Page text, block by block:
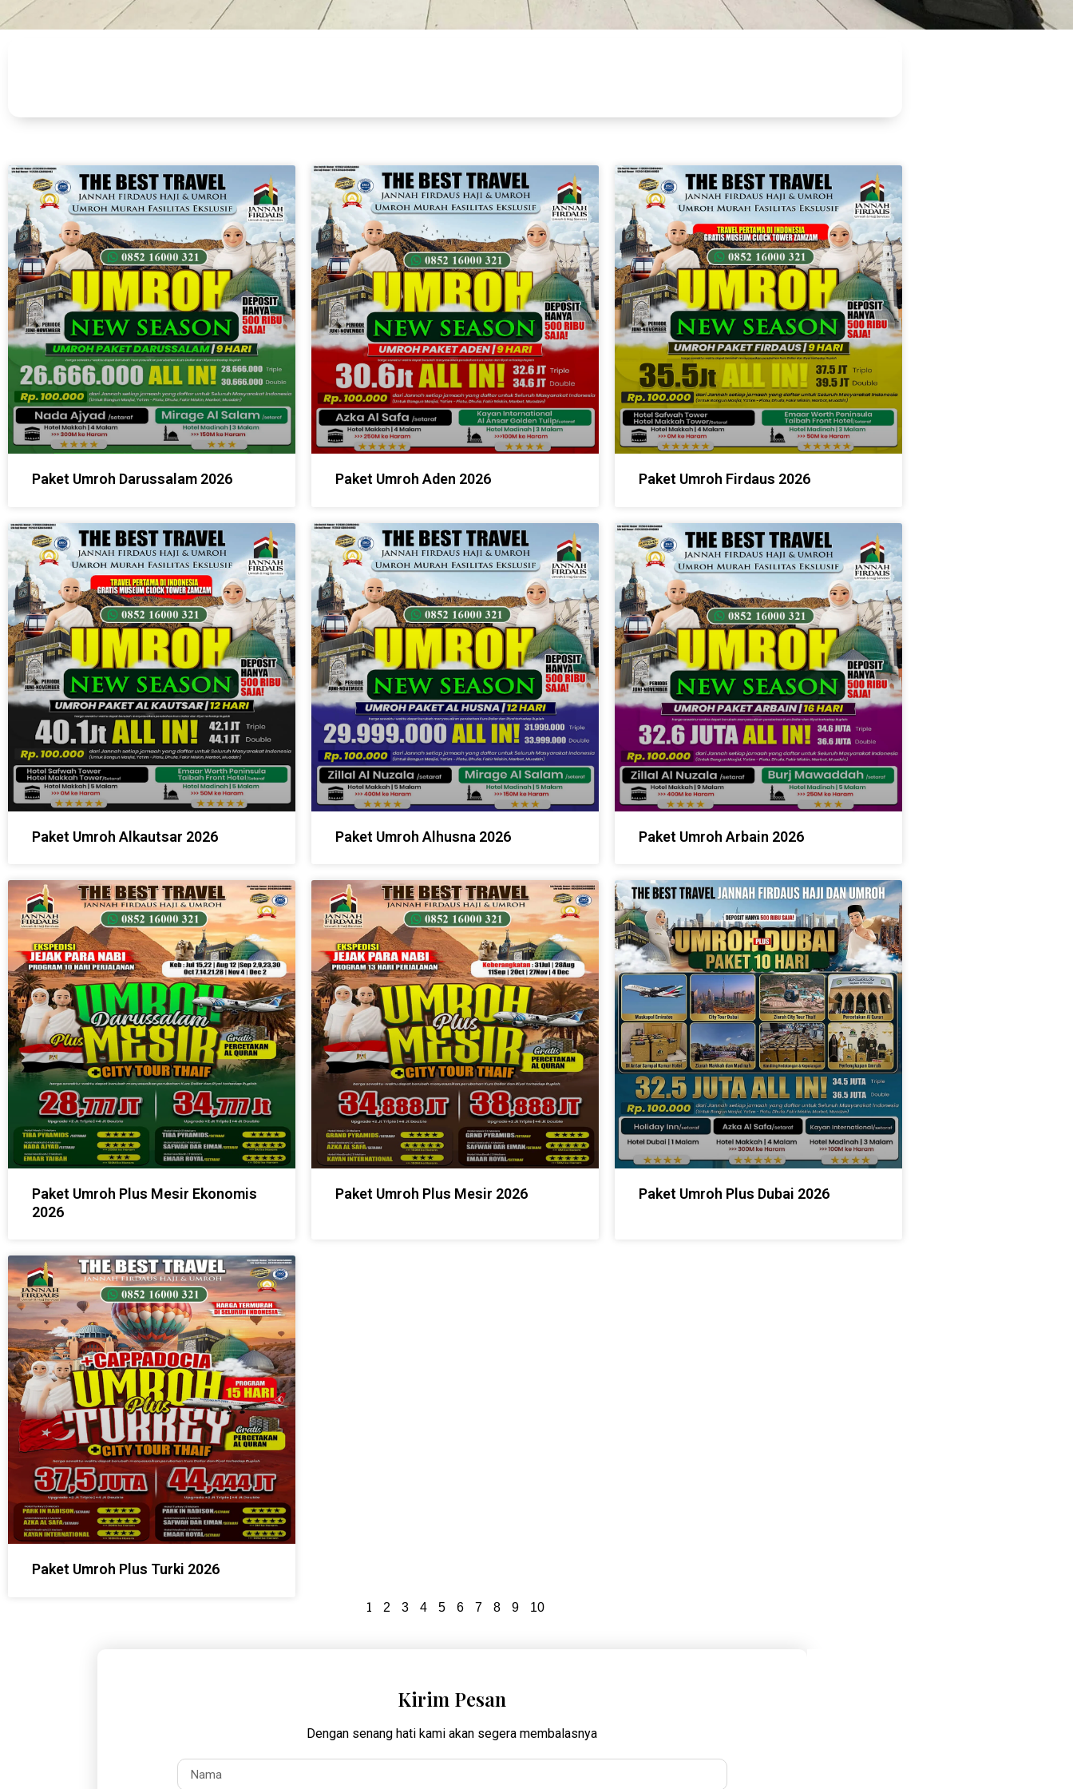
Paket Umroh Darussalam 2026 Paket Umroh Aden 2026 Paket Umroh Firdaus 2026
Paket Umroh Alkautsar 2026 Paket Umroh Alhusna 2026 Paket Umroh Arbain 2026
Paket Umroh Plus Mesir Ekonomis
2026
Paket Umroh Plus Mesir 2026 Paket Umroh Plus Dubai 2026
Paket Umroh Plus Turki 2026
1 2 3 4 5 6 7 8 9 10
Kirim Pesan
Dengan senang hati kami akan segera membalasnya